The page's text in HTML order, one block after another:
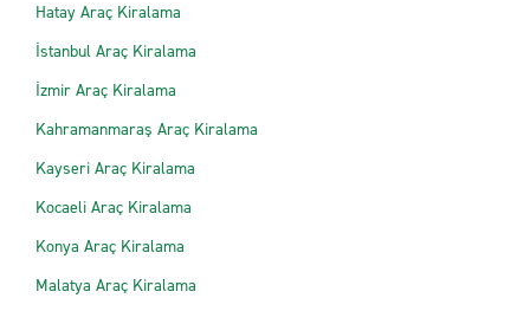
Hatay Araç Kiralama
İstanbul Araç Kiralama
İzmir Araç Kiralama
Kahramanmaraş Araç Kiralama
Kayseri Araç Kiralama
Kocaeli Araç Kiralama
Konya Araç Kiralama
Malatya Araç Kiralama